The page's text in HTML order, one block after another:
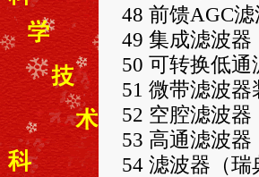
48 前馈AGC
49 集成滤波
50 可转换低
51 微带滤波
52 空腔滤波
53 高通滤波
54 滤波器（瑞